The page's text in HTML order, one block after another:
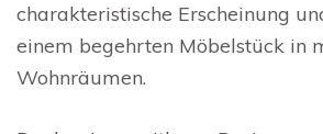
charakteristische Erscheinung
einem begehrten Möbelstück in
Wohnräumen.